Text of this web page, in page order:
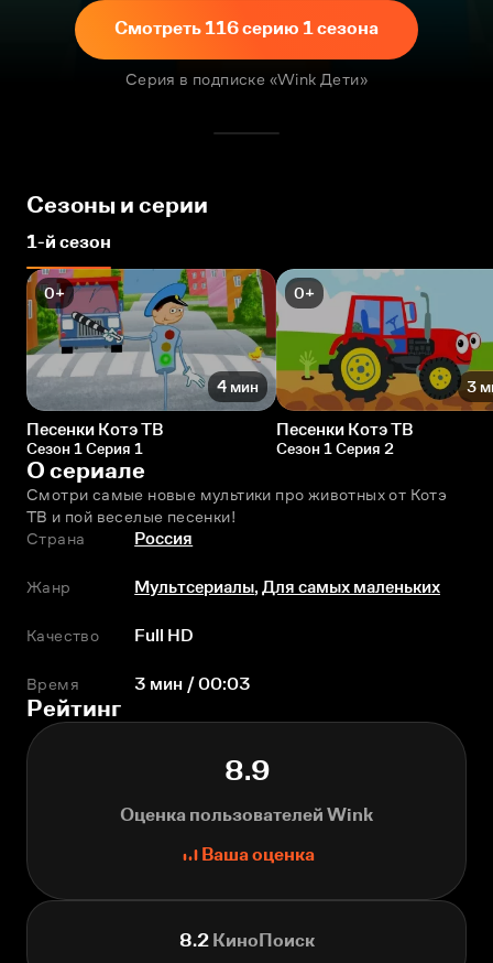
Смотреть 116 серию 1 сезона
Серия в подписке «Wink Дети»
Сезоны и серии
1-й сезон
0+
4 мин
Песенки Котэ ТВ
Сезон 1 Серия 1
0+
3
Песенки Котэ ТВ
Сезон 1 Серия 2
О сериале
Смотри самые новые мультики про животных от Котэ
ТВ и пой веселые песенки!
Страна
Россия
Жанр Мультсериалы,Для самых маленьких
Качество Full HD
Время 3 мин / 00:03
Рейтинг
8.9
Оценка пользователей Wink
Ваша оценка
8.2КиноПоиск